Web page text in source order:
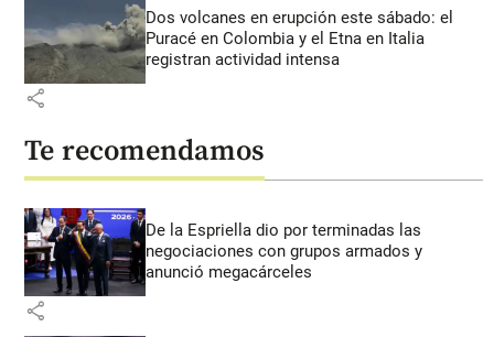
Dos volcanes en erupción este sábado: el
Puracé en Colombia y el Etna en Italia
registran actividad intensa
share
Te recomendamos
De la Espriella dio por terminadas las
negociaciones con grupos armados y
anunció megacárceles
share